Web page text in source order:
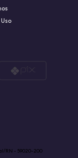
RN - 59020-200